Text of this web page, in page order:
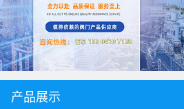
产品展示